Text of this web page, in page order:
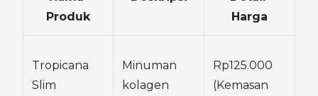
Produk
Harga
Tropicana
Slim
Minuman
kolagen
Rp125.000
(Kemasan